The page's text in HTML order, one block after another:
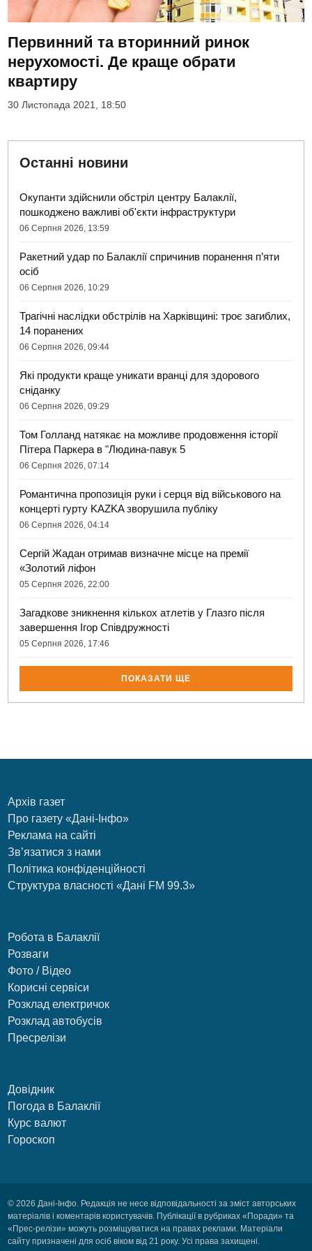
Первинний та вторинний ринок
нерухомості. Де краще обрати
квартиру
30 Листопада 2021, 18:50
Останні новини
Окупанти здійснили обстріл центру Балаклії,
пошкоджено важливі об'єкти інфраструктури
06 Серпня 2026, 13:59
Ракетний удар по Балаклії спричинив поранення п’яти
осіб
06 Серпня 2026, 10:29
Трагічні наслідки обстрілів на Харківщині: троє загиблих,
14 поранених
06 Серпня 2026, 09:44
Які продукти краще уникати вранці для здорового
сніданку
06 Серпня 2026, 09:29
Том Голланд натякає на можливе продовження історії
Пітера Паркера в "Людина-павук 5
06 Серпня 2026, 07:14
Романтична пропозиція руки і серця від військового на
концерті гурту KAZKA зворушила публіку
06 Серпня 2026, 04:14
Сергій Жадан отримав визначне місце на премії
«Золотий ліфон
05 Серпня 2026, 22:00
Загадкове зникнення кількох атлетів у Глазго після
завершення Ігор Співдружності
05 Серпня 2026, 17:46
ПОКАЗАТИ ЩЕ
Архів газет
Про газету «Дані-Інфо»
Реклама на сайті
Зв’язатися з нами
Політика конфіденційності
Структура власності «Дані FM 99.3»
Робота в Балаклії
Розваги
Фото / Відео
Корисні сервіси
Розклад електричок
Розклад автобусів
Пресрелізи
Довідник
Погода в Балаклії
Курс валют
Гороскоп
© 2026 Дані-Інфо. Редакція не несе відповідальності за зміст авторських
матеріалів і коментарів користувачів. Публікації в рубриках «Поради» та
«Прес-релізи» можуть розміщуватися на правах реклами. Матеріали
сайту призначені для осіб віком від 21 року. Усі права захищені.